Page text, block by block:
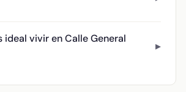
ideal vivir en Calle General